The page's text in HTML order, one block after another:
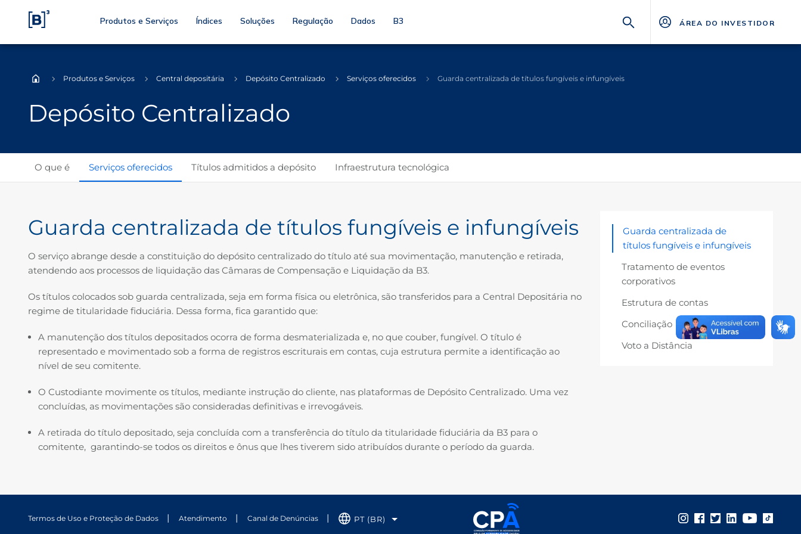
Produtos e Serviços Índices Soluções Regulação Dados B3 ÁREA DO INVESTIDOR
Depósito Centralizado
Produtos e Serviços Central depositária Depósito Centralizado Serviços oferecidos Guarda centralizada de títulos fungíveis e infungíveis
O que é Serviços oferecidos Títulos admitidos a depósito Infraestrutura tecnológica
Guarda centralizada de
títulos fungíveis e infungíveis
Tratamento de eventos
corporativos
Estrutura de contas
Conciliação
Voto a Distância
Guarda centralizada de títulos fungíveis e infungíveis
O serviço abrange desde a constituição do depósito centralizado do título até sua movimentação, manutenção e retirada,
atendendo aos processos de liquidação das Câmaras de Compensação e Liquidação da B3.
Os títulos colocados sob guarda centralizada, seja em forma física ou eletrônica, são transferidos para a Central Depositária no
regime de titularidade fiduciária. Dessa forma, fica garantido que:
A manutenção dos títulos depositados ocorra de forma desmaterializada e, no que couber, fungível. O título é
representado e movimentado sob a forma de registros escriturais em contas, cuja estrutura permite a identificação ao
nível de seu comitente.
O Custodiante movimente os títulos, mediante instrução do cliente, nas plataformas de Depósito Centralizado. Uma vez
concluídas, as movimentações são consideradas definitivas e irrevogáveis.
A retirada do título depositado, seja concluída com a transferência do título da titularidade fiduciária da B3 para o
comitente, garantindo-se todos os direitos e ônus que lhes tiverem sido atribuídos durante o período da guarda.
Termos de Uso e Proteção de Dados Atendimento Canal de Denúncias PT (BR)